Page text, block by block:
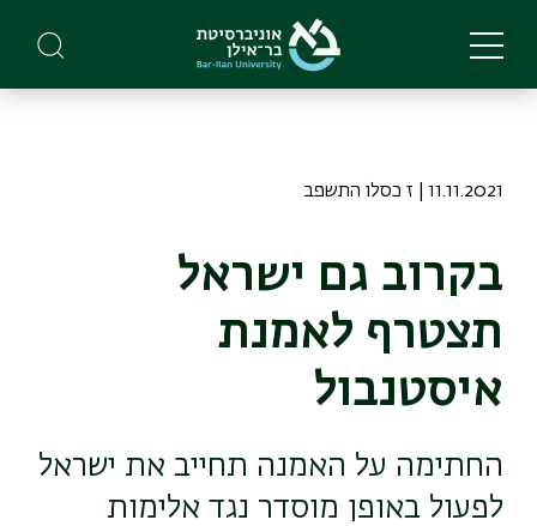
main
11.11.2021 | ז כסלו התשפב
בקרוב גם ישראל
תצטרף לאמנת
איסטנבול
החתימה על האמנה תחייב את ישראל
לפעול באופן מוסדר נגד אלימות